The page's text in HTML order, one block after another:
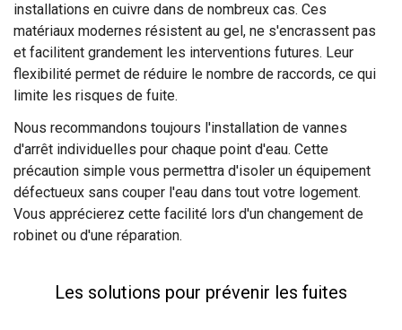
installations en cuivre dans de nombreux cas. Ces
matériaux modernes résistent au gel, ne s'encrassent pas
et facilitent grandement les interventions futures. Leur
flexibilité permet de réduire le nombre de raccords, ce qui
limite les risques de fuite.
Nous recommandons toujours l'installation de vannes
d'arrêt individuelles pour chaque point d'eau. Cette
précaution simple vous permettra d'isoler un équipement
défectueux sans couper l'eau dans tout votre logement.
Vous apprécierez cette facilité lors d'un changement de
robinet ou d'une réparation.
Les solutions pour prévenir les fuites